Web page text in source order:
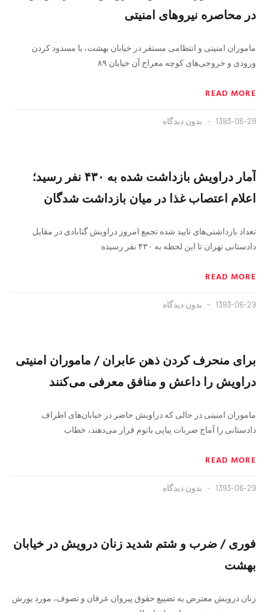
در محاصره نیروهای امنیتی
ماموران امنیتی و انتظامی مستقر در خیابان بهشت، با مسدود کردن
ورودی و خروجی‌های کوچه معراج آن خیابان ۸۹
READ MORE
1393-06-29 بدون دیدگاه
آمار دراویش بازداشت شده به ۴۳۰ نفر رسید؛
اعلام اعتصاب غذا در میان بازداشت شدگان
تعداد بازداشتی‌های تایید شده تجمع امروز دراویش گنابادی در مقابل
دادستانی تهران تا این لحظه به ۴۳۰ نفر رسیده
READ MORE
1393-06-29 بدون دیدگاه
برای منحرف کردن ذهن عابران / ماموران امنیتی
دراویش را داعش و منافق معرفی می‌کنند
ماموران امنیتی در حالی که دراویش حاضر در خیابان‌های اطراف
دادستانی را آماج ضربات پیاپی باتوم قرار می‌دهند، خطاب
READ MORE
1393-06-29 بدون دیدگاه
فوری / ضرب و شتم شدید زنان درویش در خیابان
بهشت
زنان درویش معترض به تضییع حقوق پیروان عرفان و تصوف، مورد یورش